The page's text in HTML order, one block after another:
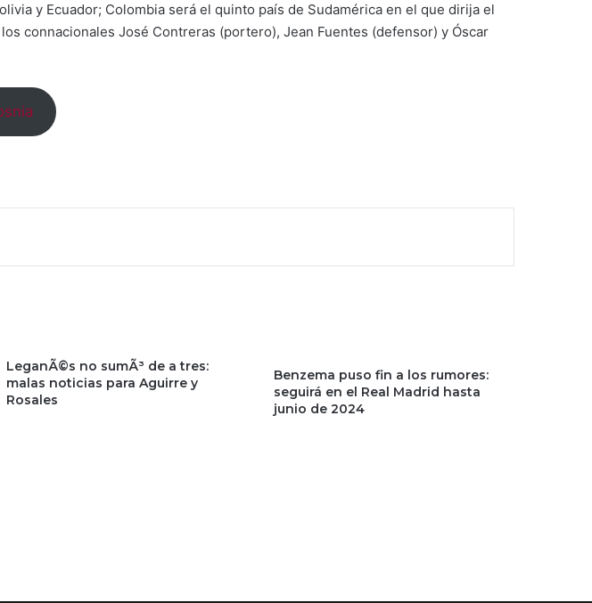
y Ecuador; Colombia será el quinto país de Sudamérica en el que dirija el
connacionales José Contreras (portero), Jean Fuentes (defensor) y Óscar
LeganÃ©s no sumÃ³ de a tres:
malas noticias para Aguirre y
Rosales
Benzema puso fin a los rumores:
seguirá en el Real Madrid hasta
junio de 2024